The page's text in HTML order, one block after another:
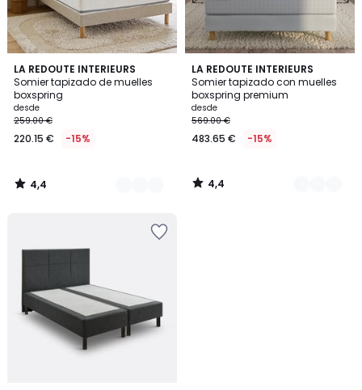
LA REDOUTE INTERIEURS
Somier tapizado de muelles
boxspring
Precio
a
partir
220.15
€
259.00
descuento
aplicado.
desde
259.00 €
220.15 € -15%
4,4
/ 5
2
Colores
4,4
/
LA REDOUTE INTERIEURS
Somier tapizado con muelles
boxspring premium
desde
569.00 €
483.65 € -15%
4,4
/ 5
3
Colores
4,4
/